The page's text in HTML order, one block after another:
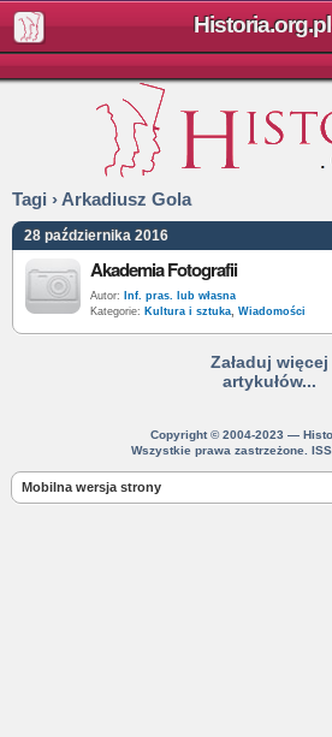
Historia.org.pl
Tagi › Arkadiusz Gola
28 października 2016
Akademia Fotografii
Autor:
Inf. pras. lub własna
Kategorie: Kultura i sztuka, Wiadomości
Załaduj więcej
artykułów...
Copyright © 2004-2023 —
Wszystkie prawa zastrzeżone.
Mobilna wersja strony